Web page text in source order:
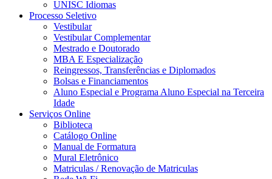
UNISC Idiomas
Processo Seletivo
Vestibular
Vestibular Complementar
Mestrado e Doutorado
MBA E Especialização
Reingressos, Transferências e Diplomados
Bolsas e Financiamentos
Aluno Especial e Programa Aluno Especial na Terceira
Idade
Serviços Online
Biblioteca
Catálogo Online
Manual de Formatura
Mural Eletrônico
Matriculas / Renovação de Matriculas